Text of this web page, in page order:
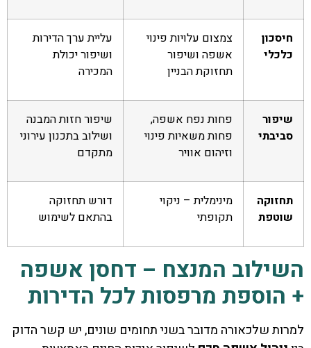
חיסכון
כלכלי
צמצום עלויות פינוי
אשפה ושיפור
תחזוקת הבניין
עליית ערך הדירות
ושיפור יכולת
המכירה
שיפור
סביבתי
פחות נפח אשפה,
פחות משאיות פינוי
וזיהום אוויר
שיפור חזות המבנה
ושילוב בתכנון עירוני
מתקדם
תחזוקה
שוטפת
מינימלית – ניקוי
תקופתי
דורש תחזוקה
בהתאם לשימוש
השילוב המנצח – דחסן אשפה
+ הוספת מרפסות לכל הדירות
למרות שלכאורה מדובר בשני תחומים שונים, יש קשר הדוק